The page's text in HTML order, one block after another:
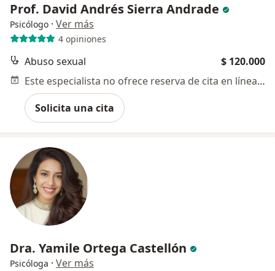
Prof. David Andrés Sierra Andrade
Psicólogo · Ver más
4 opiniones
Abuso sexual
$ 120.000
Este especialista no ofrece reserva de cita en línea en esta dirección.
Solicita una cita
Dra. Yamile Ortega Castellón
Psicóloga · Ver más